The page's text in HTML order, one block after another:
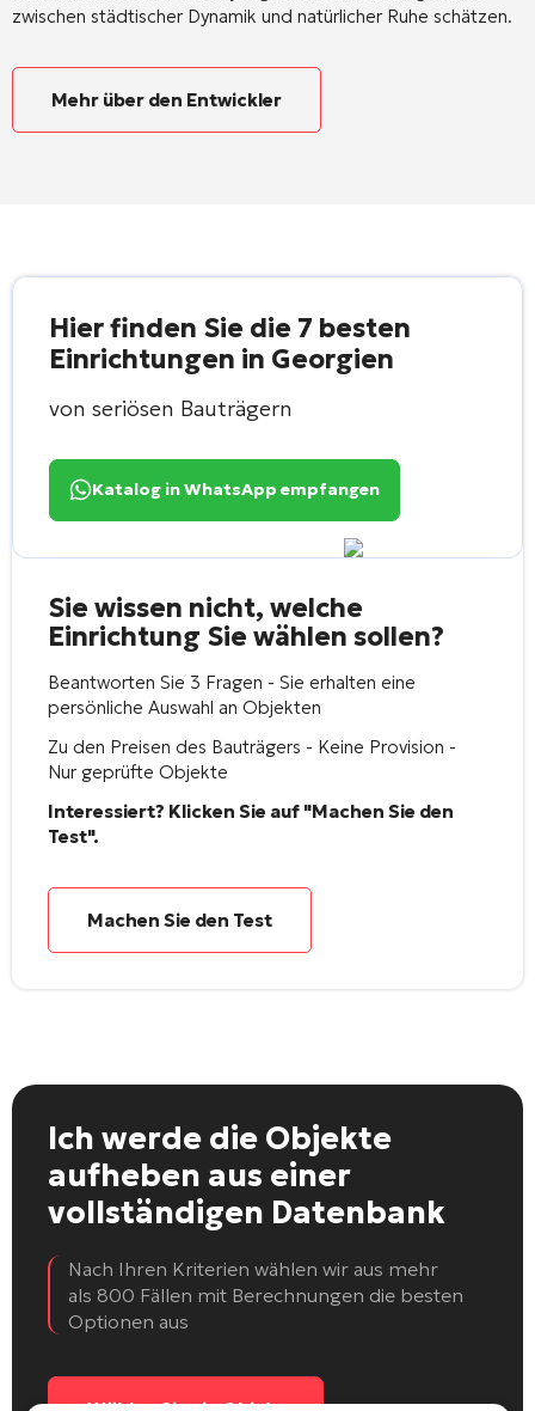
zwischen städtischer Dynamik und natürlicher Ruhe schätzen.
Mehr über den Entwickler
Hier finden Sie die 7 besten
Einrichtungen in Georgien
von seriösen Bauträgern
Katalog in WhatsApp empfangen
Sie wissen nicht, welche
Einrichtung Sie wählen sollen?
Beantworten Sie 3 Fragen - Sie erhalten eine
persönliche Auswahl an Objekten
Zu den Preisen des Bauträgers - Keine Provision -
Nur geprüfte Objekte
Interessiert? Klicken Sie auf "Machen Sie den
Test".
Machen Sie den Test
Ich werde die Objekte
aufheben aus einer
vollständigen Datenbank
Nach Ihren Kriterien wählen wir aus mehr
als 800 Fällen mit Berechnungen die besten
Optionen aus